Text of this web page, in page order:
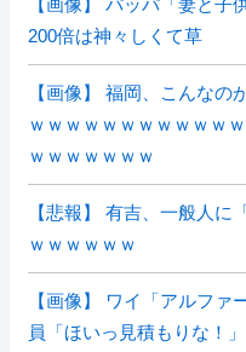
【画像】 パッパ「妻と
200倍は神々しくて草
【画像】 福岡、こんなの
ｗｗｗｗｗｗｗｗｗｗｗ
ｗｗｗｗｗｗｗ
【悲報】 有吉、一般人に
ｗｗｗｗｗｗ
【画像】 ワイ「アルフ
員「ほいっ見積もりな！